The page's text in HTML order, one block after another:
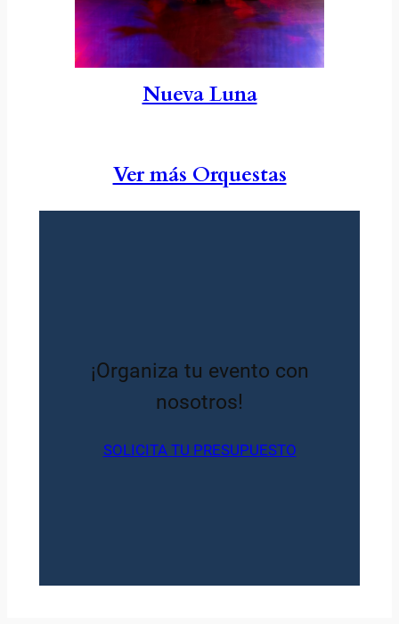
Nueva Luna
Ver más Orquestas
¡Organiza tu evento con
nosotros!
SOLICITA TU PRESUPUESTO